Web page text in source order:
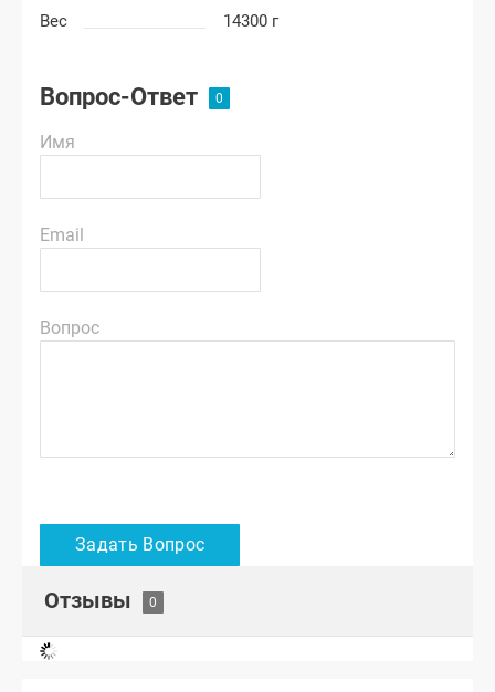
Вес
14300 г
Вопрос-Ответ
Имя
Email
Вопрос
Отзывы